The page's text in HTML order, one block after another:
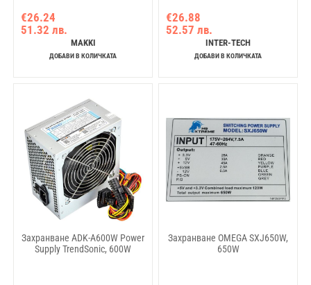
€26.24
51.32 лв.
MAKKI
ДОБАВИ В КОЛИЧКАТА
€26.88
52.57 лв.
INTER-TECH
ДОБАВИ В КОЛИЧКАТА
Захранване ADK-A600W Power
Supply TrendSonic, 600W
Захранване OMEGA SXJ650W,
650W